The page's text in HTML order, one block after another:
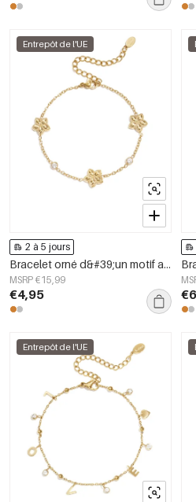
Entrepôt de l'UE
2 à 5 jours
Bracelet orné d&#39;un motif alterné de fleurs et de pierres
MSRP €15,99
€4,95
Entrepôt de l'UE